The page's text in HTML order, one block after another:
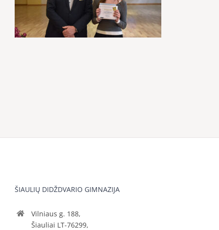
ŠIAULIŲ DIDŽDVARIO GIMNAZIJA
Vilniaus g. 188,
Šiauliai LT-76299,